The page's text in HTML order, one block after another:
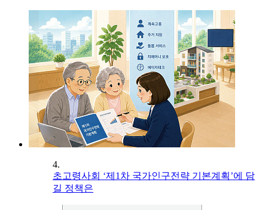
4.
초고령사회 ‘제1차 국가인구전략 기본계획’에 담
길 정책은